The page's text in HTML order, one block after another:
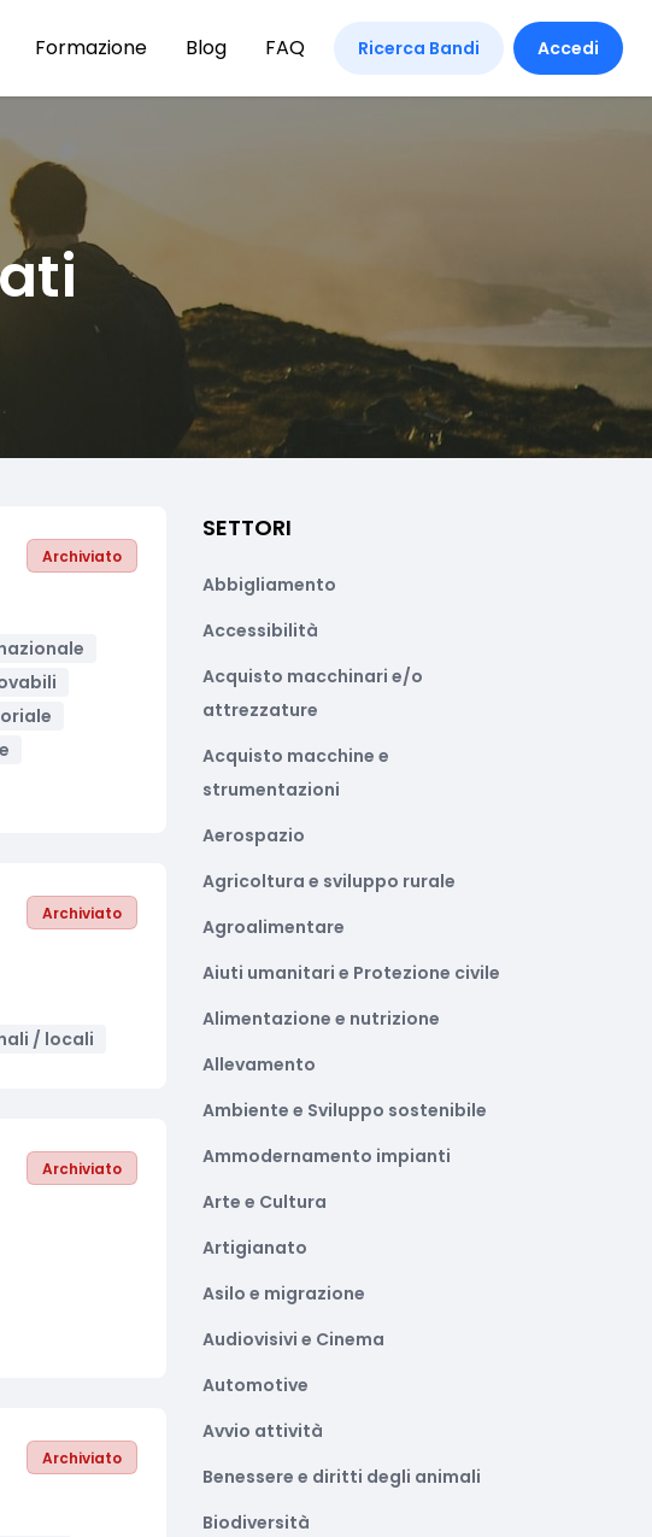
Formazione Blog FAQ Ricerca Bandi Accedi
Archiviato
Archiviato
/ locali
Archiviato
Archiviato
SETTORI
Abbigliamento
Accessibilità
Acquisto macchinari e/o
attrezzature
Acquisto macchine e
strumentazioni
Aerospazio
Agricoltura e sviluppo rurale
Agroalimentare
Aiuti umanitari e Protezione civile
Alimentazione e nutrizione
Allevamento
Ambiente e Sviluppo sostenibile
Ammodernamento impianti
Arte e Cultura
Artigianato
Asilo e migrazione
Audiovisivi e Cinema
Automotive
Avvio attività
Benessere e diritti degli animali
Biodiversità